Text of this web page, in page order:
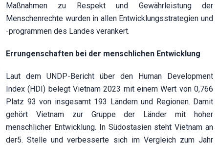
Maßnahmen zu Respekt und Gewährleistung der
Menschenrechte wurden in allen Entwicklungsstrategien und
-programmen des Landes verankert.
Errungenschaften bei der menschlichen Entwicklung
Laut dem UNDP-Bericht über den Human Development
Index (HDI) belegt Vietnam 2023 mit einem Wert von 0,766
Platz 93 von insgesamt 193 Ländern und Regionen. Damit
gehört Vietnam zur Gruppe der Länder mit hoher
menschlicher Entwicklung. In Südostasien steht Vietnam an
der5. Stelle und verbesserte sich im Vergleich zum Jahr